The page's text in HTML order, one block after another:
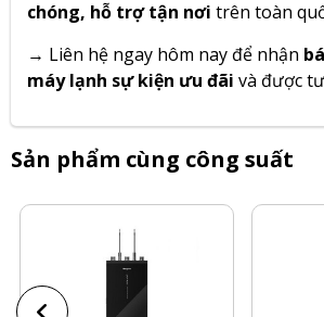
chóng, hỗ trợ tận nơi trên toàn
→ Liên hệ ngay hôm nay để nhận
máy lạnh sự kiện ưu đãi và được
Sản phẩm cùng công suất